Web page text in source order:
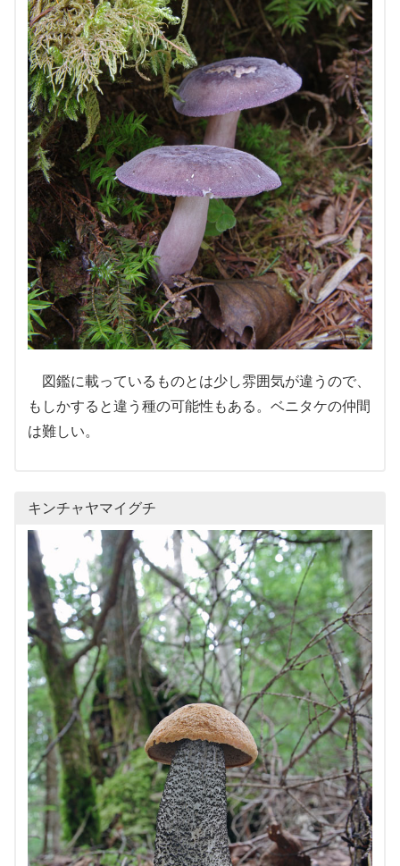
図鑑に載っているものとは少し雰囲気が違うので、
もしかすると違う種の可能性もある。ベニタケの仲間
は難しい。
キンチャヤマイグチ